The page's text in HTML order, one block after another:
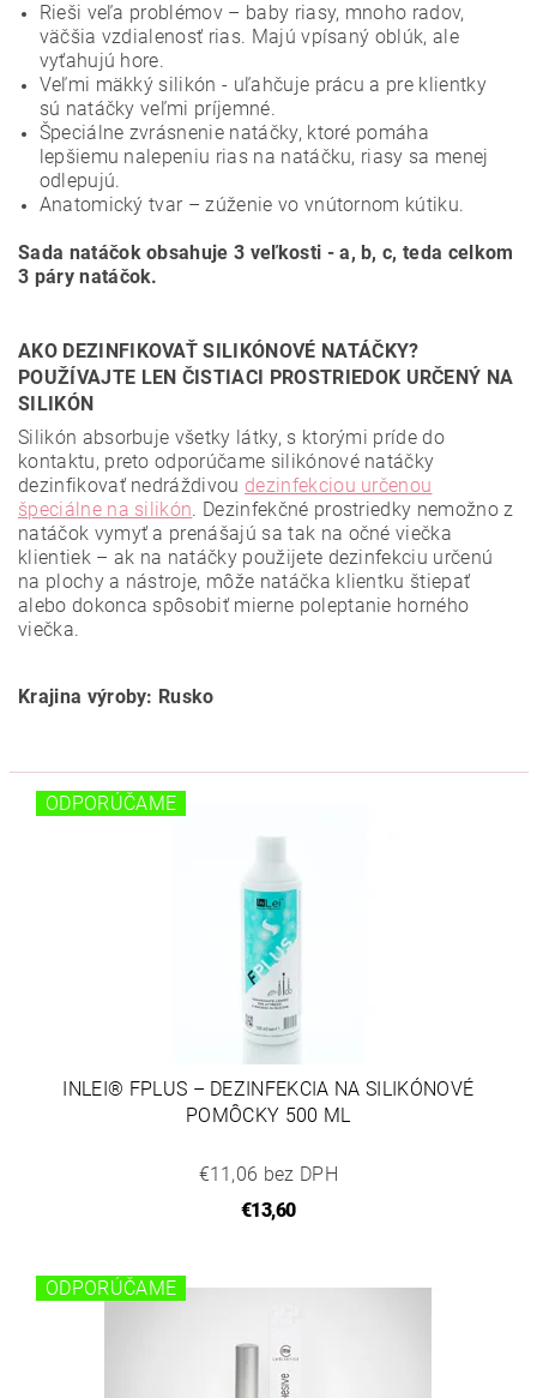
Rieši veľa problémov – baby riasy, mnoho radov,
väčšia vzdialenosť rias. Majú vpísaný oblúk, ale
vyťahujú hore.
Veľmi mäkký silikón - uľahčuje prácu a pre klientky
sú natáčky veľmi príjemné.
Špeciálne zvrásnenie natáčky, ktoré pomáha
lepšiemu nalepeniu rias na natáčku, riasy sa menej
odlepujú.
Anatomický tvar – zúženie vo vnútornom kútiku.
Sada natáčok obsahuje 3 veľkosti - a, b, c, teda celkom
3 páry natáčok.
AKO DEZINFIKOVAŤ SILIKÓNOVÉ NATÁČKY?
POUŽÍVAJTE LEN ČISTIACI PROSTRIEDOK URČENÝ NA
SILIKÓN
Silikón absorbuje všetky látky, s ktorými príde do
kontaktu, preto odporúčame silikónové natáčky
dezinfikovať nedráždivou dezinfekciou určenou
špeciálne na silikón. Dezinfekčné prostriedky nemožno z
natáčok vymyť a prenášajú sa tak na očné viečka
klientiek – ak na natáčky použijete dezinfekciu určenú
na plochy a nástroje, môže natáčka klientku štiepať
alebo dokonca spôsobiť mierne poleptanie horného
viečka.
Krajina výroby: Rusko
ODPORÚČAME
INLEI® FPLUS – DEZINFEKCIA NA SILIKÓNOVÉ
POMÔCKY 500 ML
€11,06 bez DPH
€13,60
ODPORÚČAME